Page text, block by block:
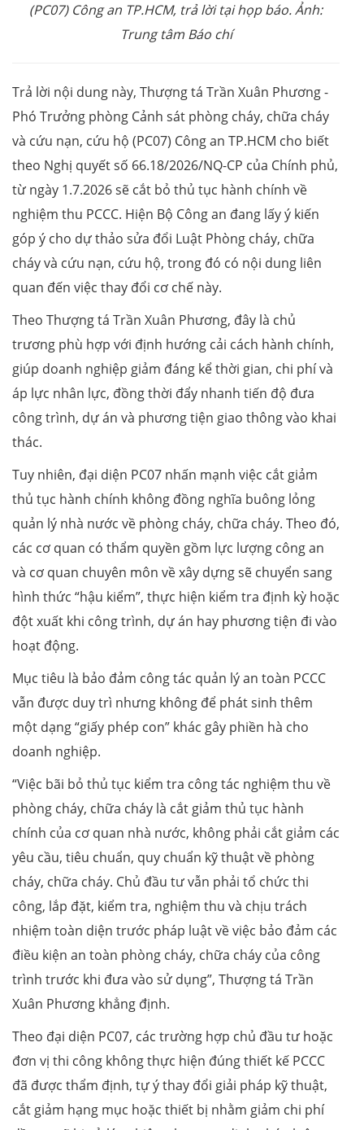
(PC07) Công an TP.HCM, trả lời tại họp báo. Ảnh:
Trung tâm Báo chí
Trả lời nội dung này, Thượng tá Trần Xuân Phương -
Phó Trưởng phòng Cảnh sát phòng cháy, chữa cháy
và cứu nạn, cứu hộ (PC07) Công an TP.HCM cho biết
theo Nghị quyết số 66.18/2026/NQ-CP của Chính phủ,
từ ngày 1.7.2026 sẽ cắt bỏ thủ tục hành chính về
nghiệm thu PCCC. Hiện Bộ Công an đang lấy ý kiến
góp ý cho dự thảo sửa đổi Luật Phòng cháy, chữa
cháy và cứu nạn, cứu hộ, trong đó có nội dung liên
quan đến việc thay đổi cơ chế này.
Theo Thượng tá Trần Xuân Phương, đây là chủ
trương phù hợp với định hướng cải cách hành chính,
giúp doanh nghiệp giảm đáng kể thời gian, chi phí và
áp lực nhân lực, đồng thời đẩy nhanh tiến độ đưa
công trình, dự án và phương tiện giao thông vào khai
thác.
Tuy nhiên, đại diện PC07 nhấn mạnh việc cắt giảm
thủ tục hành chính không đồng nghĩa buông lỏng
quản lý nhà nước về phòng cháy, chữa cháy. Theo đó,
các cơ quan có thẩm quyền gồm lực lượng công an
và cơ quan chuyên môn về xây dựng sẽ chuyển sang
hình thức “hậu kiểm”, thực hiện kiểm tra định kỳ hoặc
đột xuất khi công trình, dự án hay phương tiện đi vào
hoạt động.
Mục tiêu là bảo đảm công tác quản lý an toàn PCCC
vẫn được duy trì nhưng không để phát sinh thêm
một dạng “giấy phép con” khác gây phiền hà cho
doanh nghiệp.
“Việc bãi bỏ thủ tục kiểm tra công tác nghiệm thu về
phòng cháy, chữa cháy là cắt giảm thủ tục hành
chính của cơ quan nhà nước, không phải cắt giảm các
yêu cầu, tiêu chuẩn, quy chuẩn kỹ thuật về phòng
cháy, chữa cháy. Chủ đầu tư vẫn phải tổ chức thi
công, lắp đặt, kiểm tra, nghiệm thu và chịu trách
nhiệm toàn diện trước pháp luật về việc bảo đảm các
điều kiện an toàn phòng cháy, chữa cháy của công
trình trước khi đưa vào sử dụng”, Thượng tá Trần
Xuân Phương khẳng định.
Theo đại diện PC07, các trường hợp chủ đầu tư hoặc
đơn vị thi công không thực hiện đúng thiết kế PCCC
đã được thẩm định, tự ý thay đổi giải pháp kỹ thuật,
cắt giảm hạng mục hoặc thiết bị nhằm giảm chi phí